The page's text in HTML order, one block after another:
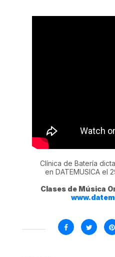
Clínica de Batería
en DATEMUSICA el
Clases de Música